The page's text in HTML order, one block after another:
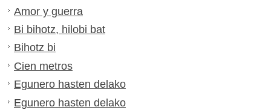
Amor y guerra
Bi bihotz, hilobi bat
Bihotz bi
Cien metros
Egunero hasten delako
Egunero hasten delako